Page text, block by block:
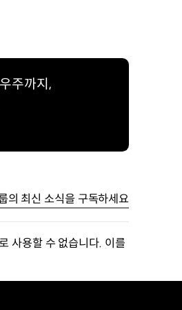
주까지,
의 최신 소식을 구독하세요
사용할 수 없습니다. 이를